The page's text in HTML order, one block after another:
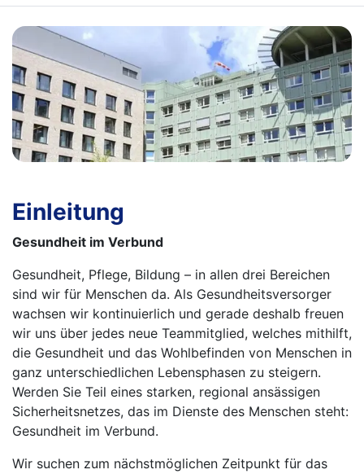
Einleitung
Gesundheit im Verbund
Gesundheit, Pflege, Bildung – in allen drei Bereichen
sind wir für Menschen da. Als Gesundheitsversorger
wachsen wir kontinuierlich und gerade deshalb freuen
wir uns über jedes neue Teammitglied, welches mithilft,
die Gesundheit und das Wohlbefinden von Menschen in
ganz unterschiedlichen Lebensphasen zu steigern.
Werden Sie Teil eines starken, regional ansässigen
Sicherheitsnetzes, das im Dienste des Menschen steht:
Gesundheit im Verbund.
Wir suchen zum nächstmöglichen Zeitpunkt für das